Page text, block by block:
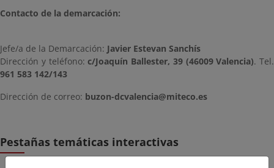
Contacto de la demarcación:
Jefe/a de la Demarcación: Javier Estevan Sanchís
Dirección y teléfono:c/Joaquín Ballester, 39 (46009 Valencia). Tel.
961 583 142/143
Dirección de correo: buzon-dcvalencia@miteco.es
Pestañas temáticas interactivas